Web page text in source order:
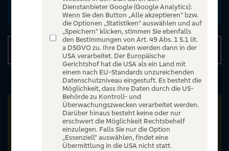
Zu den Terminen
Details
Dienstanbieter Google (Google Analytics):
Wenn Sie den Button „Alle akzeptieren“ bzw.
die Optionen „Statistiken“ auswählen und auf
„Speichern“ klicken, stimmen Sie ebenfalls
den Bestimmungen von Art. 49 Abs. 1 S.1 lit.
a DSGVO zu. Ihre Daten werden dann in der
USA verarbeitet. Der Europäische
Gerichtshof hat die USA als ein Land mit
einem nach EU-Standards unzureichenden
Datenschutzniveau eingestuft. Es besteht die
Möglichkeit, dass Ihre Daten durch die US-
Behörde zu Kontroll- und
Überwachungszwecken verarbeitet werden.
Darüber hinaus besteht keine oder nur
erschwert die Möglichkeit Rechtsbehelf
einzulegen. Falls Sie nur die Option
„Essenziell“ auswählen, findet eine
Übermittlung in die USA nicht statt.